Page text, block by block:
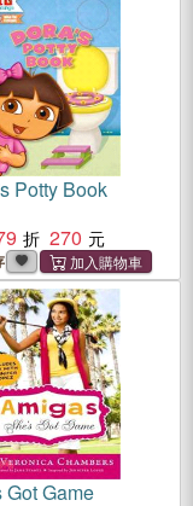
Potty Book
270
Got Game